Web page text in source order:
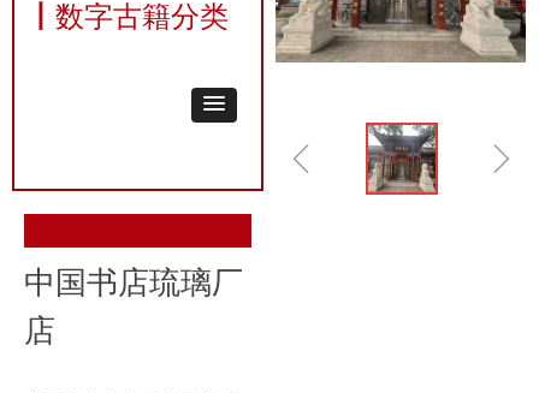
ꁆ ꁇ
中国书店琉璃厂
店
数字古籍分类